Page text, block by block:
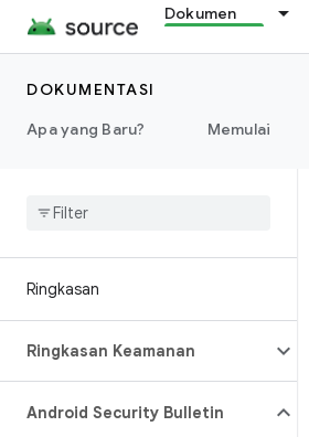
Dokumen
DOKUMENTASI
Apa yang Baru?
Memulai
Ringkasan
Ringkasan Keamanan
Android Security Bulletin